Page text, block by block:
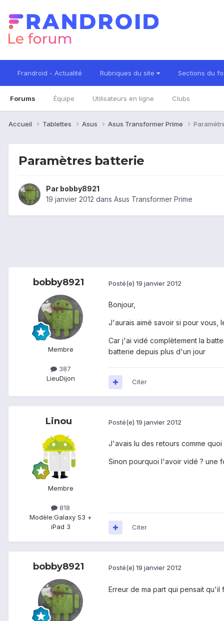
Frandroid - Actualité Rubriques du site Sections du
Forums Équipe Utilisateurs en ligne Clubs
Accueil Tablettes Asus Asus Transformer Prime
Paramètres batterie
Par bobby8921
19 janvier 2012 dans Asus Transformer Prime
bobby8921
Membre
387
LieuDijon
Posté(e) 19 janvier 2012
Bonjour,
J'aurais aimé savoir si pour vous,
Car j'ai vidé complètement la
batterie depuis plus d'un jour
Citer
Linou
Membre
818
Modèle:Galaxy S3 +
iPad 3
Posté(e) 19 janvier 2012
J'avais lu des retours comme
Sinon pourquoi l'avoir vidé ? une
Citer
bobby8921 Posté(e) 19 janvier 2012
Erreur de ma part qui pensait